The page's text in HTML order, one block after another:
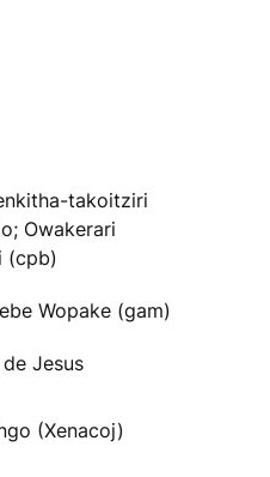
takoitziri
Owakerari
(cpb)
Wopake (gam)
Jesus
(Xenacoj)